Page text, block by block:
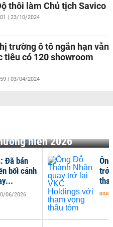
thôi làm Chủ tịch Savico
| 23/10/2024
trường ô tô ngắn hạn vẫn
tiêu có 120 showroom
| 03/04/2024
niên 2026
Đã bán
bối cảnh
06/2026
trở